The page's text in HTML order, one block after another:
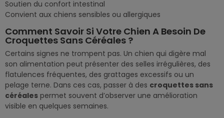
Soutien du confort intestinal
Convient aux chiens sensibles ou allergiques
Comment Savoir Si Votre Chien A Besoin De
Croquettes Sans Céréales ?
Certains signes ne trompent pas. Un chien qui digère mal
son alimentation peut présenter des selles irrégulières, des
flatulences fréquentes, des grattages excessifs ou un
pelage terne. Dans ces cas, passer à des croquettes sans
céréales permet souvent d’observer une amélioration
visible en quelques semaines.